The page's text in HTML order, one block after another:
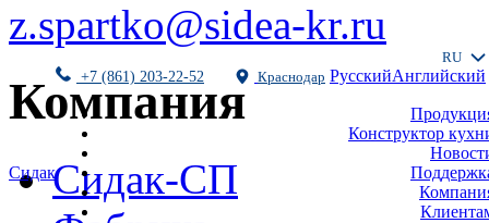
z.spartko@sidea-kr.ru
Сидак
+7 (861) 203-22-52 Краснодар
RU
РусскийАнглийский
Конструктор
Компания
Сидак-СП